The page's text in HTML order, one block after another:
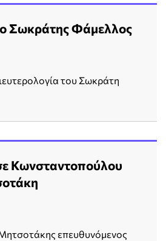
Σωκράτης Φάμελλος
του Σωκράτη
Κωνσταντοπούλου
επευθυνόμενος